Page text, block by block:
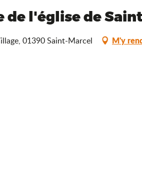
de l'église de
01390 Saint-Marcel M'y